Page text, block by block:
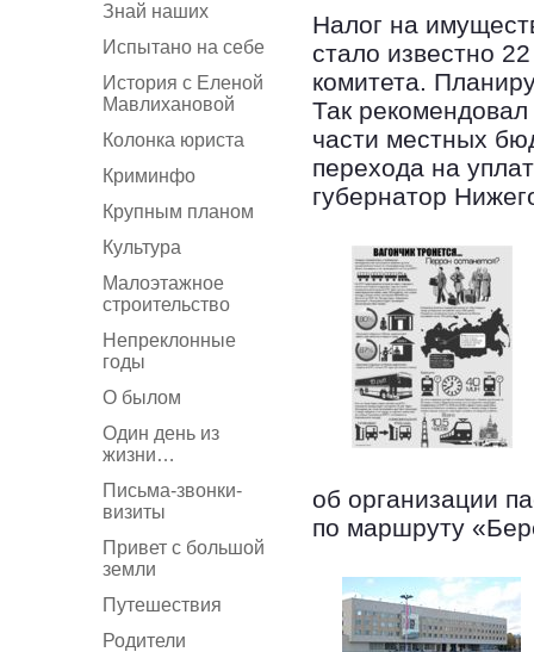
Знай наших
Испытано на себе
История с Еленой
Мавлихановой
Колонка юриста
Криминфо
Крупным планом
Культура
Малоэтажное
строительство
Непреклонные
годы
О былом
Один день из
жизни…
Письма-звонки-
визиты
Привет с большой
земли
Путешествия
Родители
Налог на
стало известно
комитета.
Так
части местных
перехода на
губернатор
об организации
по маршруту